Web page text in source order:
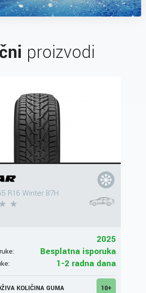
proizvodi
R16 Winter 87H
2025
Besplatna isporuka
1-2 radna dana
KOLIČINA GUMA 10+